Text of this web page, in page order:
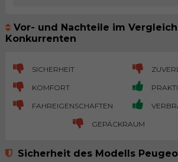
Vor- und Nachteile im
Konkurrenten
SICHERHEIT
KOMFORT
FAHREIGENSCHAFTEN
GEPÄCKRAUM
Sicherheit des Modells